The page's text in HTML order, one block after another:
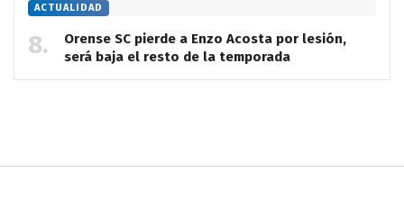
ACTUALIDAD
Orense SC pierde a Enzo Acosta por lesión,
será baja el resto de la temporada